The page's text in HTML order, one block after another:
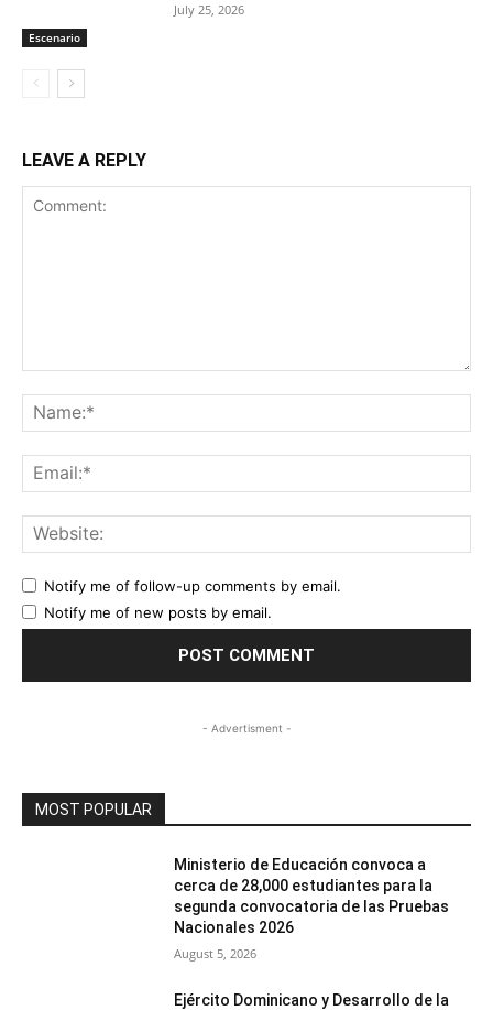
Escenario
July 25, 2026
LEAVE A REPLY
Notify me of follow-up comments by email.
Notify me of new posts by email.
- Advertisment -
MOST POPULAR
Ministerio de Educación convoca a
cerca de 28,000 estudiantes para la
segunda convocatoria de las Pruebas
Nacionales 2026
August 5, 2026
Ejército Dominicano y Desarrollo de la